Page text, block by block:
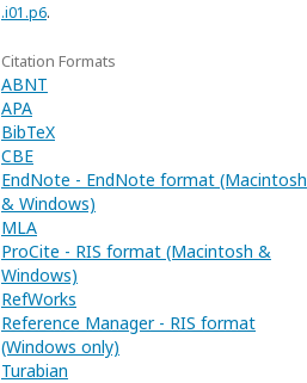
.i01.p6.
Citation Formats
ABNT
APA
BibTeX
CBE
EndNote - EndNote format (Macintosh
& Windows)
MLA
ProCite - RIS format (Macintosh &
Windows)
RefWorks
Reference Manager - RIS format
(Windows only)
Turabian